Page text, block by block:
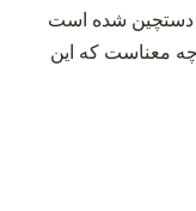
دستچین شده است
چه معناست که این